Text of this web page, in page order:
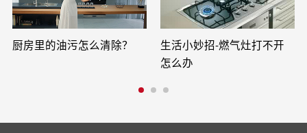
厨房里的油污怎么清除？
生活小妙招-燃气灶打不开
怎么办